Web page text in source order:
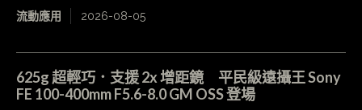
流動應用 2026-08-05
625g 超輕巧．支援 2x 增距鏡 平民級遠攝王 Sony
FE 100-400mm F5.6-8.0 GM OSS 登場